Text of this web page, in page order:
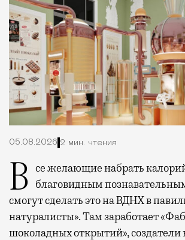
05.08.2026 2 мин. чтения
Все желающие набрать калорий к зиме под благовидным
смогут сделать это на ВДНХ в
натуралисты». Там заработает
шоколадных открытий», создатели